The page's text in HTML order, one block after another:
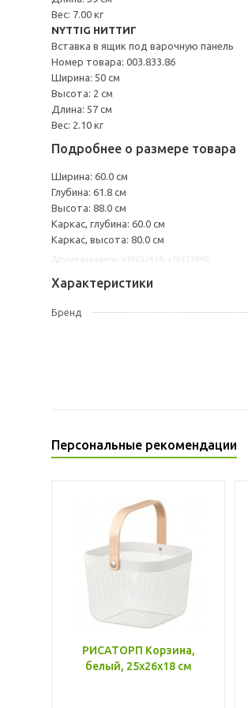
Вес: 7.00 кг
NYTTIG НИТТИГ
Вставка в ящик под варочную панель
Номер товара: 003.833.86
Ширина: 50 см
Высота: 2 см
Длина: 57 см
Вес: 2.10 кг
Подробнее о размере товара
Ширина: 60.0 см
Глубина: 61.8 см
Высота: 88.0 см
Каркас, глубина: 60.0 см
Каркас, высота: 80.0 см
Характеристики
Бренд
Персональные рекомендации
РИСАТОРП Корзина,
белый, 25x26x18 см